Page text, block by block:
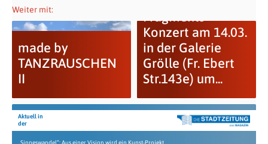
Weiter mit:
made by
TANZRAUSCHEN
II
Konzert am 14.03.
in der Galerie
Grölle (Fr. Ebert
Str.143e) um...
Aktuell in
der
„Sinneswandel“: Aus einer Vision wird ein Kunst-Projekt